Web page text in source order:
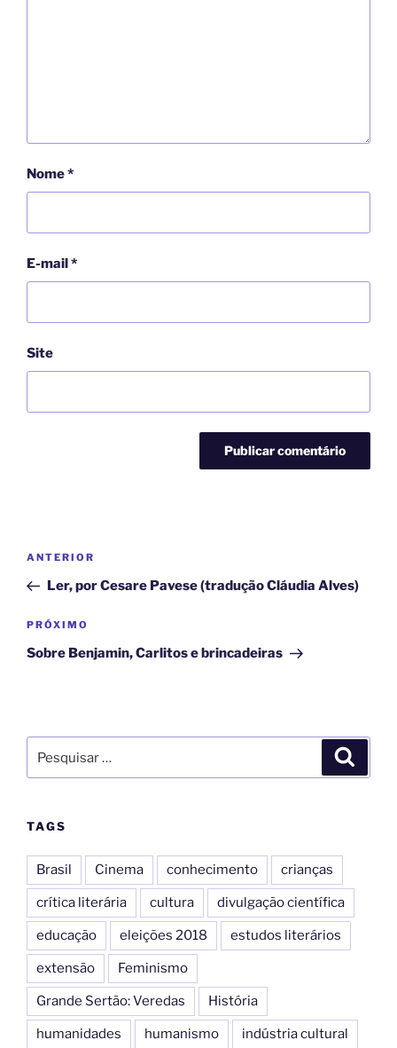
Nome*
E-mail *
Site
ANTERIOR
Ler, por Cesare Pavese (tradução Cláudia Alves)
PRÓXIMO
Sobre Benjamin, Carlitos e brincadeiras
TAGS
Brasil Cinema conhecimento crianças
crítica literária cultura divulgação científica
educação eleições 2018 estudos literários
extensão Feminismo
Grande Sertão: Veredas História
humanidades humanismo indústria cultural